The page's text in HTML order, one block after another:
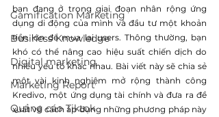
Gamification Marketing
Business Knowledge
Digital marketing
Marketing Report
Quảng cáo Tiktok
bạn đang ở trong giai đoạn nhân rộng ứng
dụng di động của mình và đầu tư một khoản
tiền lớn để mua lại users. Thông thường, bạn
khó có thể nâng cao hiệu suất chiến dịch do
nhiều yếu tố khác nhau. Bài viết này sẽ chia sẻ
một vài kinh nghiệm mở rộng thành công
Kredivo, một ứng dụng tài chính và đưa ra đề
xuất về cách áp dụng những phương pháp này